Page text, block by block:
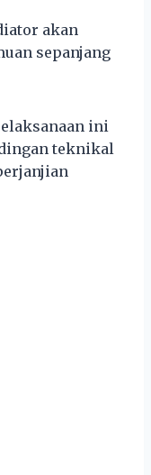
akan
sepanjang
ini
teknikal